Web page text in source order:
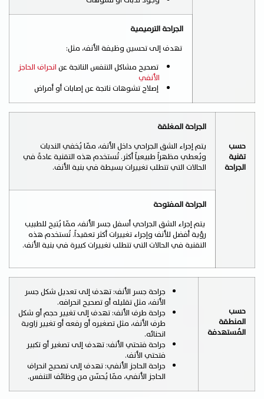
الجراحة الترميمية
تهدف إلى تحسين وظيفة الأنف، مثل:
تصحيح مشاكل التنفس الناتجة عنانحراف الحاجز
الأنفي
إصلاح تشوهات ناتجة عن إصابات أو أمراض
حسب
تقنية
الجراحة
الجراحة المغلقة
يتم إجراء الشق الجراحي داخل الأنف، ممّا يُخفي الندبات
ويُعطي مظهراً طبيعياً أكثر. تُستخدم هذه التقنية عادةً في
الحالات التي تتطلب تغييرات بسيطة في بنية الأنف.
الجراحة المفتوحة
يتم إجراء الشق الجراحي أسفل جسر الأنف، ممّا يُتيح للطبيب
رؤية أفضل للأنف وإجراء تغييرات أكثر تعقيداً. تُستخدم هذه
التقنية في الحالات التي تتطلب تغييرات كبيرة في بنية الأنف.
حسب
المنطقة
المُستهدفة
جراحة جسر الأنف: تهدف إلى تعديل شكل جسر
الأنف، مثل تقليله أو تصحيح انحرافه.
جراحة طرف الأنف: تهدف إلى تغيير حجم أو شكل
طرف الأنف، مثل تصغيره أو رفعه أو تغيير زاوية
انحنائه.
جراحة فتحتي الأنف: تهدف إلى تصغير أو تكبير
فتحتي الأنف.
جراحة الحاجز الأنفي: تهدف إلى تصحيح انحراف
الحاجز الأنفي، ممّا يُحسّن من وظائف التنفس.